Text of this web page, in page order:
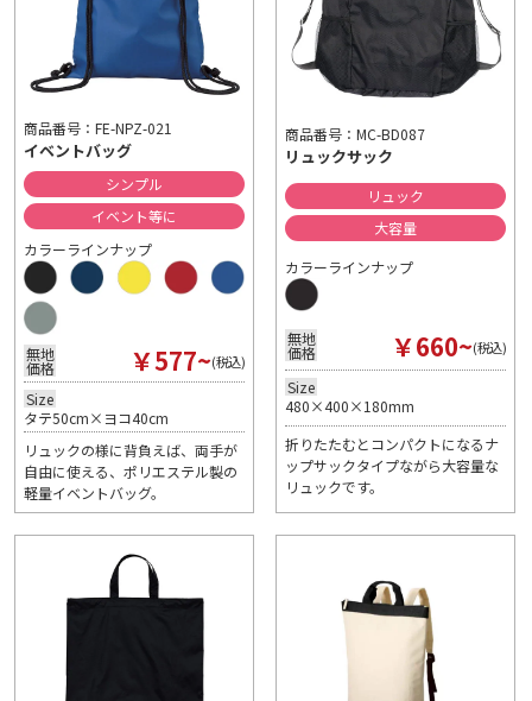
商品番号：FE-NPZ-021
イベントバッグ
シンプル
イベント等に
カラーラインナップ
無地
価格 ￥577~(税込)
Size
タテ50cm×ヨコ40cm
リュックの様に背負えば、両手が
自由に使える、ポリエステル製の
軽量イベントバッグ。
商品番号：MC-BD087
リュックサック
リュック
大容量
カラーラインナップ
無地
価格 ￥660~(税込)
Size
480×400×180mm
折りたたむとコンパクトになるナ
ップサックタイプながら大容量な
リュックです。